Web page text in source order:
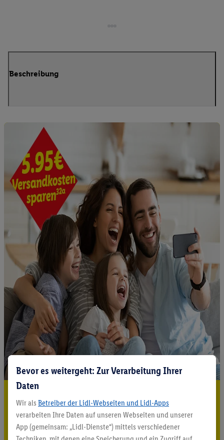
Beschreibung
5.95 € Versand sparen³²ᵃ
Jetzt zum Newsletter anmelden
Gutschein sichern!
Bevor es weitergeht: Zur Verarbeitung Ihrer
Daten
Wir als Betreiber der Lidl-Webseiten und Lidl-Apps
verarbeiten Ihre Daten auf unseren Webseiten und unserer
App (gemeinsam: „Lidl-Dienste“) mittels verschiedener